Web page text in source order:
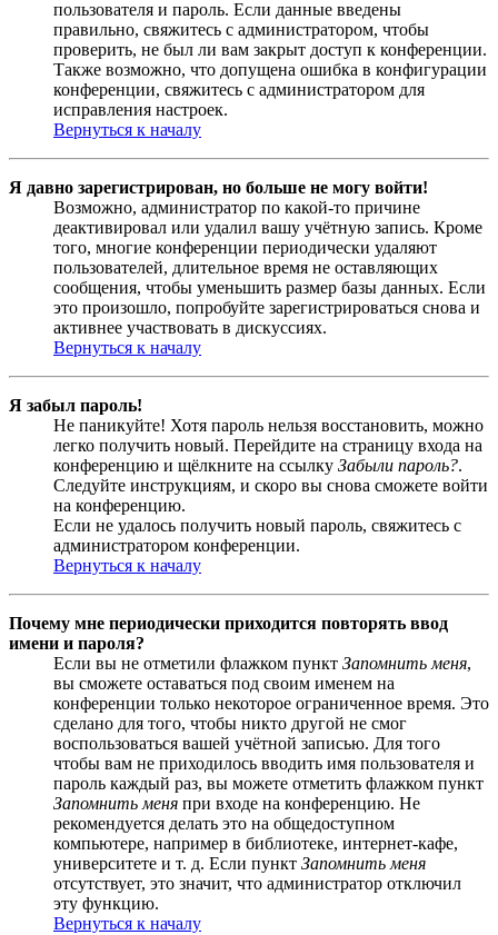
пользователя и пароль. Если данные введены
правильно, свяжитесь с администратором, чтобы
проверить, не был ли вам закрыт доступ к конференции.
Также возможно, что допущена ошибка в конфигурации
конференции, свяжитесь с администратором для
исправления настроек.
Вернуться к началу
Я давно зарегистрирован, но больше не могу войти!
Возможно, администратор по какой-то причине
деактивировал или удалил вашу учётную запись. Кроме
того, многие конференции периодически удаляют
пользователей, длительное время не оставляющих
сообщения, чтобы уменьшить размер базы данных. Если
это произошло, попробуйте зарегистрироваться снова и
активнее участвовать в дискуссиях.
Вернуться к началу
Я забыл пароль!
Не паникуйте! Хотя пароль нельзя восстановить, можно
легко получить новый. Перейдите на страницу входа на
конференцию и щёлкните на ссылку Забыли пароль?.
Следуйте инструкциям, и скоро вы снова сможете войти
на конференцию.
Если не удалось получить новый пароль, свяжитесь с
администратором конференции.
Вернуться к началу
Почему мне периодически приходится повторять ввод
имени и пароля?
Если вы не отметили флажком пункт Запомнить меня,
вы сможете оставаться под своим именем на
конференции только некоторое ограниченное время. Это
сделано для того, чтобы никто другой не смог
воспользоваться вашей учётной записью. Для того
чтобы вам не приходилось вводить имя пользователя и
пароль каждый раз, вы можете отметить флажком пункт
Запомнить меня при входе на конференцию. Не
рекомендуется делать это на общедоступном
компьютере, например в библиотеке, интернет-кафе,
университете и т. д. Если пункт Запомнить меня
отсутствует, это значит, что администратор отключил
эту функцию.
Вернуться к началу